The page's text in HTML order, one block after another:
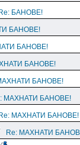
Re: БАНОВЕ!
БАНОВЕ!
БАНОВЕ!
БАНОВЕ!
БАНОВЕ!
МАХНАТИ БАНОВЕ!
Re: МАХНАТИ БАНОВЕ!
Re: МАХНАТИ